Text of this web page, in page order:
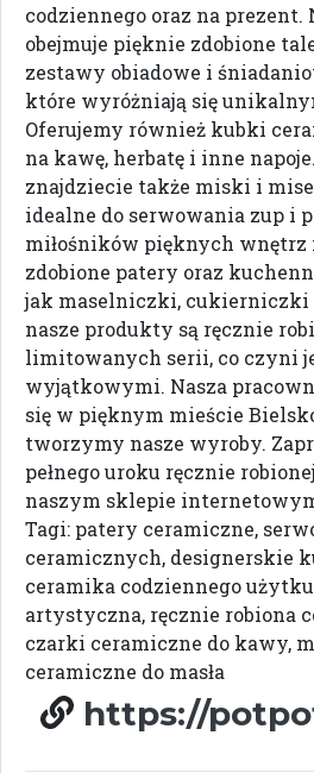
codziennego oraz na prezent.
obejmuje pięknie zdobione
zestawy obiadowe i
które wyróżniają się
Oferujemy również kubki
na kawę, herbatę i inne
znajdziecie także miski i
idealne do serwowania zup i
miłośników pięknych wnętrz
zdobione patery oraz
jak maselniczki,
nasze produkty są ręcznie
limitowanych serii, co czyni
wyjątkowymi. Nasza
się w pięknym mieście
tworzymy nasze wyroby.
pełnego uroku ręcznie
naszym sklepie
Tagi: patery ceramiczne,
ceramicznych, designerskie
ceramika codziennego
artystyczna, ręcznie robiona
czarki ceramiczne do kawy,
ceramiczne do masła
https://